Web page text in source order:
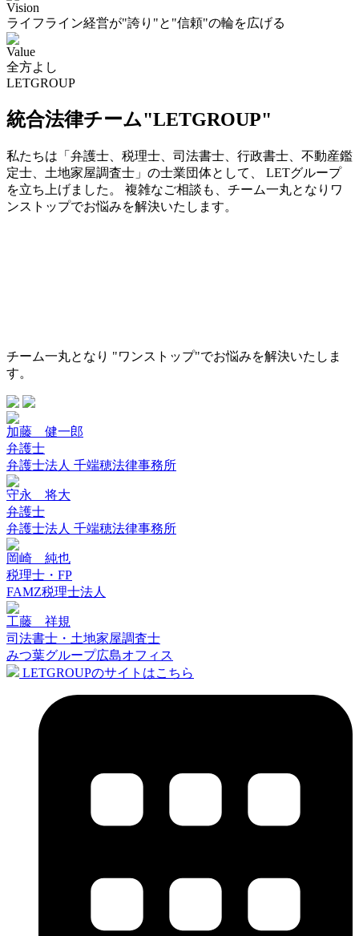
Vision
ライフライン経営が"誇り"と"信頼"の輪を広げる
Value
全方よし
LETGROUP
統合法律チーム"LETGROUP"
私たちは「弁護士、税理士、司法書士、行政書士、不動産鑑
定士、土地家屋調査士」の士業団体として、 LETグループ
を立ち上げました。 複雑なご相談も、チーム一丸となりワ
ンストップでお悩みを解決いたします。
チーム一丸となり "ワンストップ"でお悩みを解決いたしま
す。
加藤 健一郎
弁護士
弁護士法人 千端穂法律事務所
守永 将大
弁護士
弁護士法人 千端穂法律事務所
岡崎 純也
税理士・FP
FAMZ税理士法人
工藤 祥規
司法書士・土地家屋調査士
みつ葉グループ広島オフィス
LETGROUPのサイトはこちら